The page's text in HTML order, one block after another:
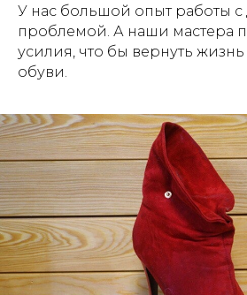
У нас большой опыт работы с
проблемой. А наши мастера
усилия, что бы вернуть
обуви.